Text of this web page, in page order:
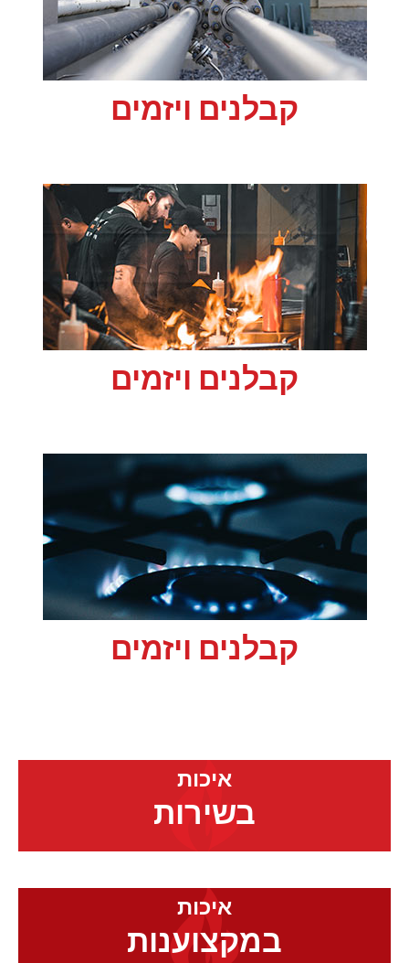
קבלנים ויזמים
קבלנים ויזמים
קבלנים ויזמים
איכות
בשירות
איכות
במקצוענות